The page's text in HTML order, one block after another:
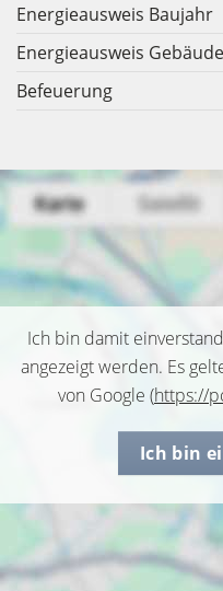
Energieausweis Baujahr
Energieausweis
Befeuerung
Ich bin damit
angezeigt werden. Es
von Google (https://
Ich bin